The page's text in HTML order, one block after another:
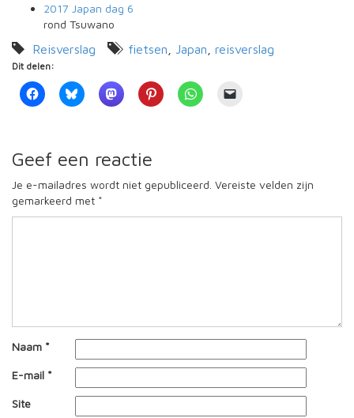
2017 Japan dag 6
rond Tsuwano
Reisverslag fietsen Japan reisverslag
Dit delen:
Geef een reactie
Je e-mailadres wordt niet gepubliceerd. Vereiste velden zijn
gemarkeerd met *
Naam *
E-mail *
Site